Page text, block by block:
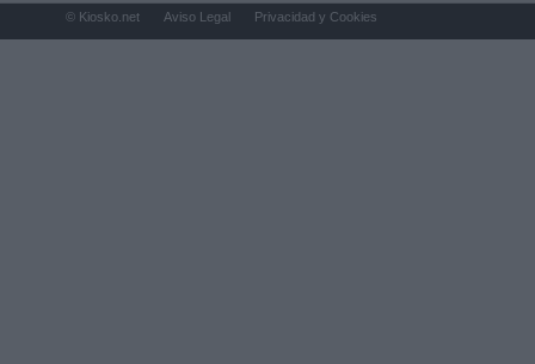
© Kiosko.net Aviso Legal Privacidad y Cookies